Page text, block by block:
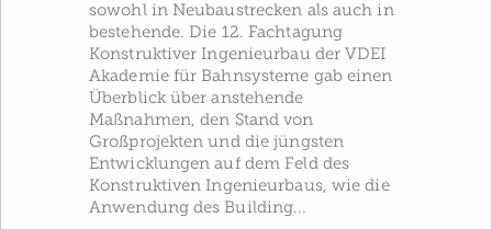
sowohl in Neubaustrecken als auch in
bestehende. Die 12. Fachtagung
Konstruktiver Ingenieurbau der VDEI
Akademie für Bahnsysteme gab einen
Überblick über anstehende
Maßnahmen, den Stand von
Großprojekten und die jüngsten
Entwicklungen auf dem Feld des
Konstruktiven Ingenieurbaus, wie die
Anwendung des Building...